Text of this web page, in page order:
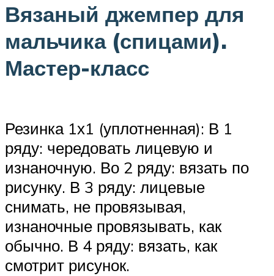
Вязаный джемпер для
мальчика (спицами).
Мастер-класс
Резинка 1х1 (уплотненная): В 1
ряду: чередовать лицевую и
изнаночную. Во 2 ряду: вязать по
рисунку. В 3 ряду: лицевые
снимать, не провязывая,
изнаночные провязывать, как
обычно. В 4 ряду: вязать, как
смотрит рисунок.